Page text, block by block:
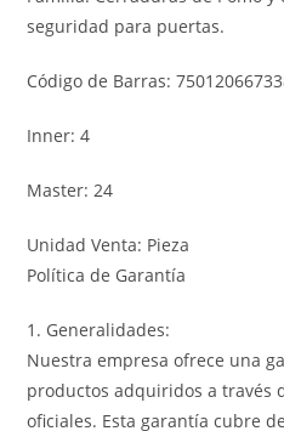
seguridad para puertas.
Código de Barras:
Inner: 4
Master: 24
Unidad Venta: Pieza
Política de Garantía
1. Generalidades:
Nuestra empresa ofrece una
productos adquiridos a través
oficiales. Esta garantía cubre